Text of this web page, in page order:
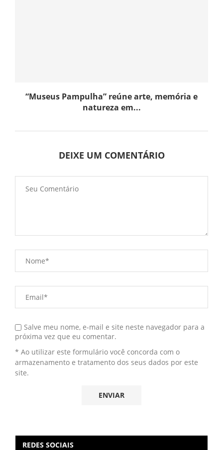
“Museus Pampulha” reúne arte, memória e
natureza em...
DEIXE UM COMENTÁRIO
Salve meu nome, e-mail e site neste navegador para a
próxima vez que eu comentar.
* Ao utilizar este formulário você concorda com o
armazenamento e tratamento dos seus dados por este
site.
REDES SOCIAIS